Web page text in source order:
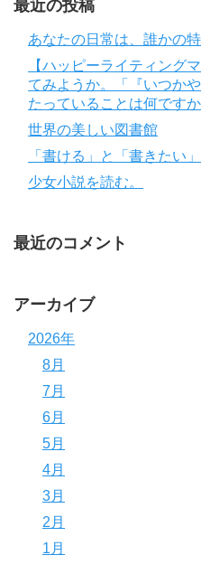
最近の投稿
あなたの日常は、誰かの特
【ハッピーライティング
てみようか。「『いつか
たっていることは何ですか
世界の美しい図書館
「書ける」と「書きたい
少女小説を読む。
最近のコメント
アーカイブ
2026年
8月
7月
6月
5月
4月
3月
2月
1月